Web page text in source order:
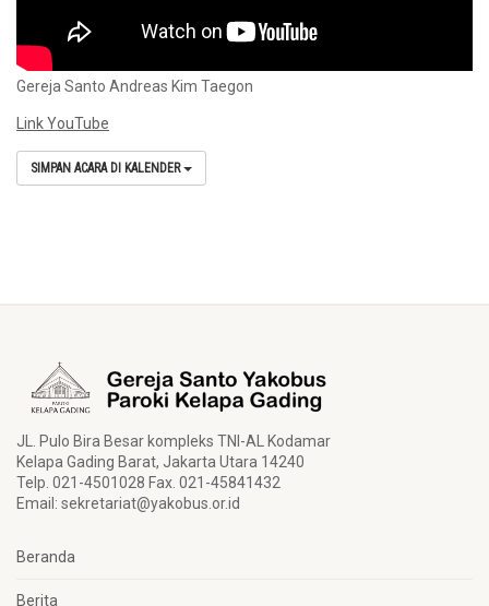
Gereja Santo Andreas Kim Taegon
Link YouTube
SIMPAN ACARA DI KALENDER
JL. Pulo Bira Besar kompleks TNI-AL Kodamar
Kelapa Gading Barat, Jakarta Utara 14240
Telp. 021-4501028 Fax. 021-45841432
Email: sekretariat@yakobus.or.id
Beranda
Berita